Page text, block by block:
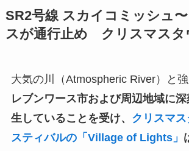
SR2号線 スカイコミッシュ
スが通行止め クリスマスタ
大気の川（Atmospheric River）と強
レブンワース市および周辺地域に
生していることを受け、 クリスマ
スティバルの「Village of Lights」